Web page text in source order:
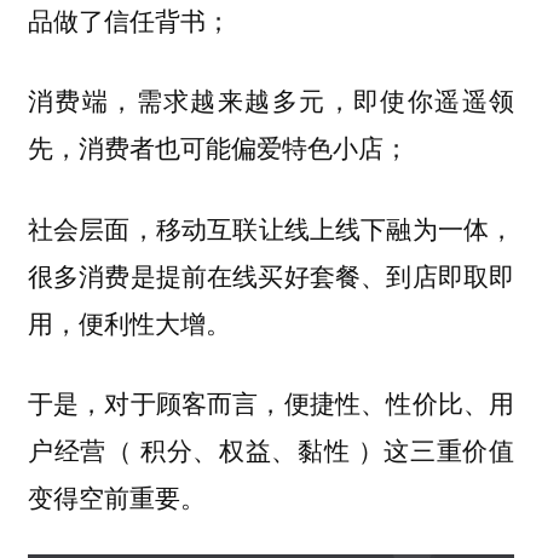
品做了信任背书；
消费端 ，需求越来越多元，即使你遥遥领
先，消费者也可能偏爱特色小店；
社会层面 ，移动互联让线上线下融为一体，
很多消费是提前在线买好套餐、到店即取即
用，便利性大增。
于是，对于顾客而言，便捷性、性价比、用
户经营（ 积分、权益、黏性 ）这三重价值
变得空前重要。